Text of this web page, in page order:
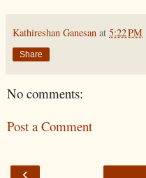
Kathireshan Ganesan at 5:22 PM
Share
No comments:
Post a Comment
‹